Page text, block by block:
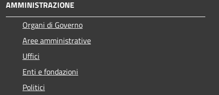
AMMINISTRAZIONE
Organi di Governo
Aree amministrative
Uffici
Enti e fondazioni
Politici